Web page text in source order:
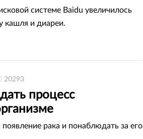
системе Baidu увеличилось
кашля и диареи.
20293
процесс
рака и понаблюдать за его